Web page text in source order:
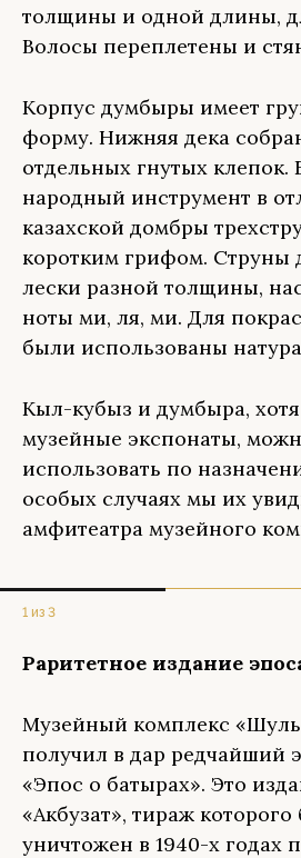
толщины и одной длины,
Волосы переплетены и
Корпус думбыры имеет
форму. Нижняя дека
отдельных гнутых клепок.
народный инструмент в
казахской домбры
коротким грифом. Струны
лески разной толщины,
ноты ми, ля, ми. Для
были использованы
Кыл-кубыз и думбыра,
музейные экспонаты,
использовать по
особых случаях мы их
амфитеатра музейного
1 из 3
Раритетное издание
Музейный комплекс
получил в дар редчайший
«Эпос о батырах». Это
«Акбузат», тираж
уничтожен в 1940-х годах